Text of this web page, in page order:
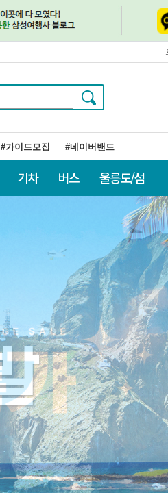
#가이드모집 #네이버밴드
기차 버스 울릉도/섬